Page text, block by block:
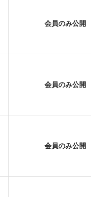
会員のみ公開
会員のみ公開
会員のみ公開